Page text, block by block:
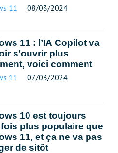
11 08/03/2024
11 : l’IA Copilot va
s’ouvrir plus
voici comment
11 07/03/2024
10 est toujours
plus populaire que
11, et ça ne va pas
de sitôt